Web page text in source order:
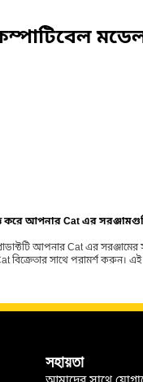
করে আপনার Cat এর
আপনার Cat এর
সাথে পরামর্শ করুন। এই
সহায়তা